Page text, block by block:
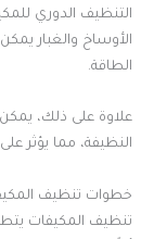
التنظيف الدوري
الأوساخ والغبار
الطاقة.
علاوة على ذلك، يمكن
النظيفة، مما يؤثر
خطوات تنظيف
تنظيف المكيفات